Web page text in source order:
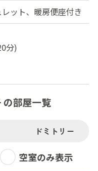
ット、暖房便座付き
分)
の部屋一覧
ドミトリー
空室のみ表示